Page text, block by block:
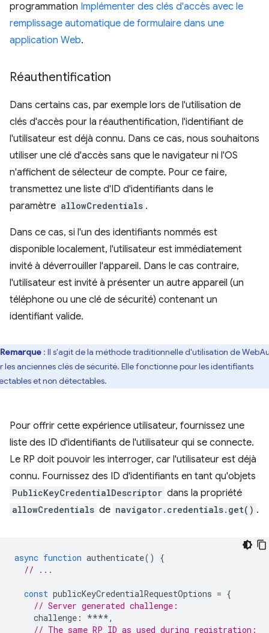
programmation Implémenter des clés d'accès avec le
remplissage automatique de formulaire dans une
application Web.
Réauthentification
Dans certains cas, par exemple lors de l'utilisation de
clés d'accès pour la réauthentification, l'identifiant de
l'utilisateur est déjà connu. Dans ce cas, nous souhaitons
utiliser une clé d'accès sans que le navigateur ni l'OS
n'affichent de sélecteur de compte. Pour ce faire,
transmettez une liste d'ID d'identifiants dans le
paramètre allowCredentials .
Dans ce cas, si l'un des identifiants nommés est
disponible localement, l'utilisateur est immédiatement
invité à déverrouiller l'appareil. Dans le cas contraire,
l'utilisateur est invité à présenter un autre appareil (un
téléphone ou une clé de sécurité) contenant un
identifiant valide.
Remarque : Il s'agit de la méthode traditionnelle d'utilisation de
les anciennes clés de sécurité. Elle fonctionne pour les identifiants
et non détectables.
Pour offrir cette expérience utilisateur, fournissez une
liste des ID d'identifiants de l'utilisateur qui se connecte.
Le RP doit pouvoir les interroger, car l'utilisateur est déjà
connu. Fournissez des ID d'identifiants en tant qu'objets
PublicKeyCredentialDescriptor dans la propriété
allowCredentials de navigator.credentials.get() .
async function authenticate()
{
// ...
const publicKeyCredentialRequestOptions = {
// Server generated challenge:
challenge : ****,
// The same RP ID as used during registration: